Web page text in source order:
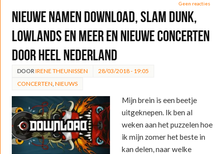
Geen reacties
Nieuwe namen Download, Slam Dunk,
Lowlands en meer en nieuwe concerten
door heel Nederland
DOOR IRENE THEUNISSEN
28/03/2018 - 19:05
CONCERTEN NIEUWS
Mijn brein is een beetje
uitgeknepen. Ik ben al
weken aan het puzzelen hoe
ik mijn zomer het beste in
kan delen, naar welke